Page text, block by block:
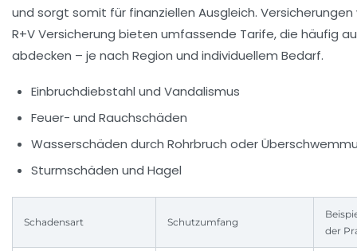
und sorgt somit für finanziellen Ausgleich. Versicherungen
R+V Versicherung bieten umfassende Tarife, die häufig
abdecken – je nach Region und individuellem Bedarf.
Einbruchdiebstahl und Vandalismus
Feuer- und Rauchschäden
Wasserschäden durch Rohrbruch oder
Sturmschäden und Hagel
Schadensart Schutzumfang
der